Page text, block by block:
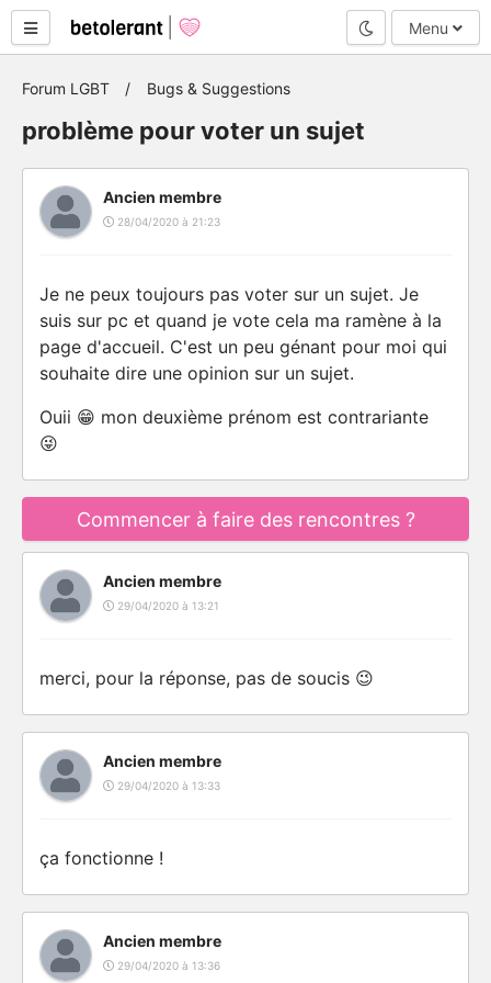
Mode nuit
Menu
Forum LGBT Bugs & Suggestions
problème pour voter un sujet
Ancien membre
28/04/2020 à 21:23
Je ne peux toujours pas voter sur un sujet. Je
suis sur pc et quand je vote cela ma ramène à la
page d'accueil. C'est un peu génant pour moi qui
souhaite dire une opinion sur un sujet.
Ouii 😁 mon deuxième prénom est contrariante
😜
Commencer à faire des rencontres ?
Ancien membre
29/04/2020 à 13:21
merci, pour la réponse, pas de soucis 😉
Ancien membre
29/04/2020 à 13:33
ça fonctionne !
Ancien membre
29/04/2020 à 13:36